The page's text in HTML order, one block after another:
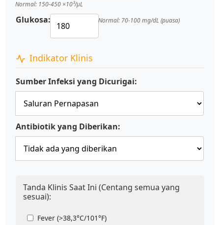
Normal: 150-450 ×10³/μL
Glukosa: Normal: 70-100 mg/dL (puasa)
Indikator Klinis
Sumber Infeksi yang Dicurigai:
Antibiotik yang Diberikan:
Tanda Klinis Saat Ini (Centang semua yang
sesuai):
Fever (>38,3°C/101°F)